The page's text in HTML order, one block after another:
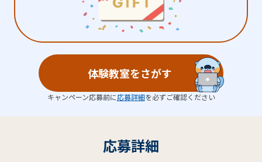
体験教室をさがす
キャンペーン応募前に応募詳細を必ずご確認ください
応募詳細